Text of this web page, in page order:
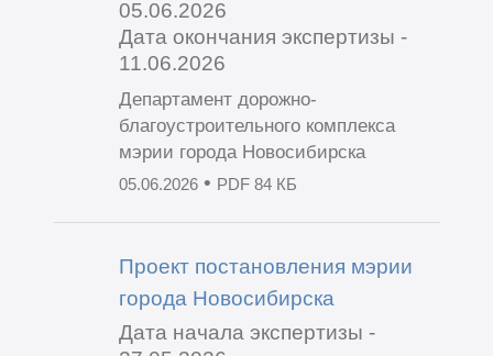
05.06.2026
Дата окончания экспертизы -
11.06.2026
Департамент дорожно-
благоустроительного комплекса
мэрии города Новосибирска
05.06.2026• PDF 84 КБ
Проект постановления мэрии
города Новосибирска
Дата начала экспертизы -